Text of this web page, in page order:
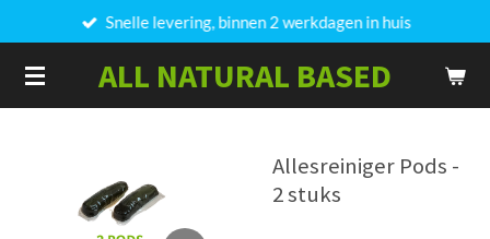
direct
naar
ALL NATURAL BASED
Snelle levering, binnen 2 werkdagen in huis
Allesreiniger Pods -
2 stuks